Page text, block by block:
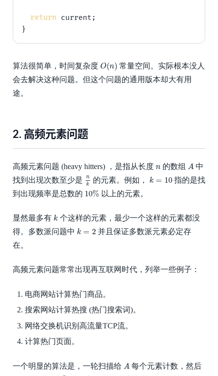
return current;
算法很简单，时间复杂度 O(n)
O(n
常量空间。实际根本没人
会去解决这种问题。但这个问题的通用版本却大有用
途。
2.高频元素问题
高频元素问题 (heavy hitters) ，是指从长度 n
n的数组 A
A 中
找到出现次数至少是
n
k
nk 的元素。例如， k = 10
k 10
指的是找
到出现频率是总数的 10%
10% 以上的元素。
显然最多有 k
k个这样的元素，最少一个这样的元素都没
得。多数派问题中 k = 2
k=
并且保证多数派元素必定存
在。
高频元素问题常常出现再互联网时代，列举一些例子：
电商网站计算热门商品。
搜索网站计算热搜 (热门搜索词)。
网络交换机识别高流量TCP流。
计算热门页面。
一个明显的算法是，一轮扫描给 A
A每个元素计数，然后